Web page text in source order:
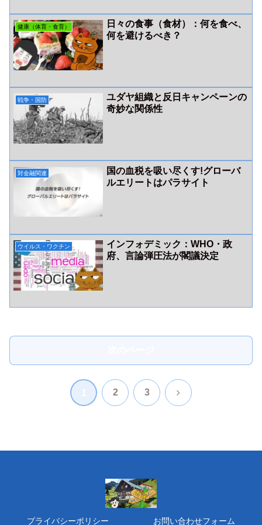
健康（体育・食育）
日々の食事（食材）：何を食べ、
何を避けるべき？
戦争・国防
ユダヤ組織と反日キャンペーンの
奇妙な関係性
対金融関連
国の血税を吸い尽くす!グローバ
ルエリートはパラサイト
ウイルス・ワクチン
インフォデミック：WHO・政
府、言論弾圧法が閣議決定
2 3 次
プライバシーポリシー お問い合わせフォーム